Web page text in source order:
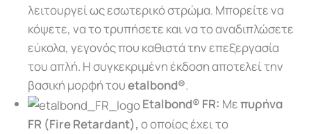
λειτουργεί ως εσωτερικό στρώμα. Μπορείτε να
κόψετε, να το τρυπήσετε και να το αναδιπλώσετε
εύκολα, γεγονός που καθιστά την επεξεργασία
του απλή. Η συγκεκριμένη έκδοση αποτελεί την
βασική μορφή τουetalbond®.
Εtalbond® FR: Μεπυρήνα
FR (Fire Retardant), ο οποίος έχει το